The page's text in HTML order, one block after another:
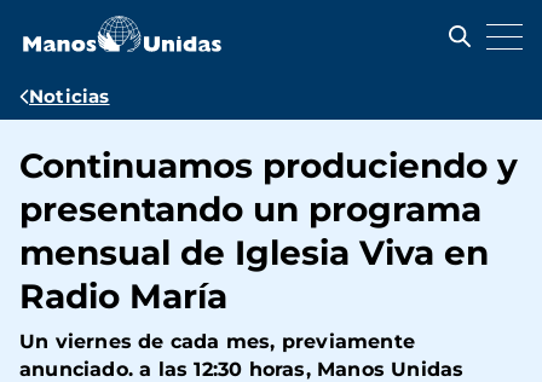
contenido
Ruta
navegación
Noticias
Continuamos produciendo y
presentando un programa
mensual de Iglesia Viva en
Radio María
Un viernes de cada mes, previamente
anunciado. a las 12:30 horas, Manos Unidas